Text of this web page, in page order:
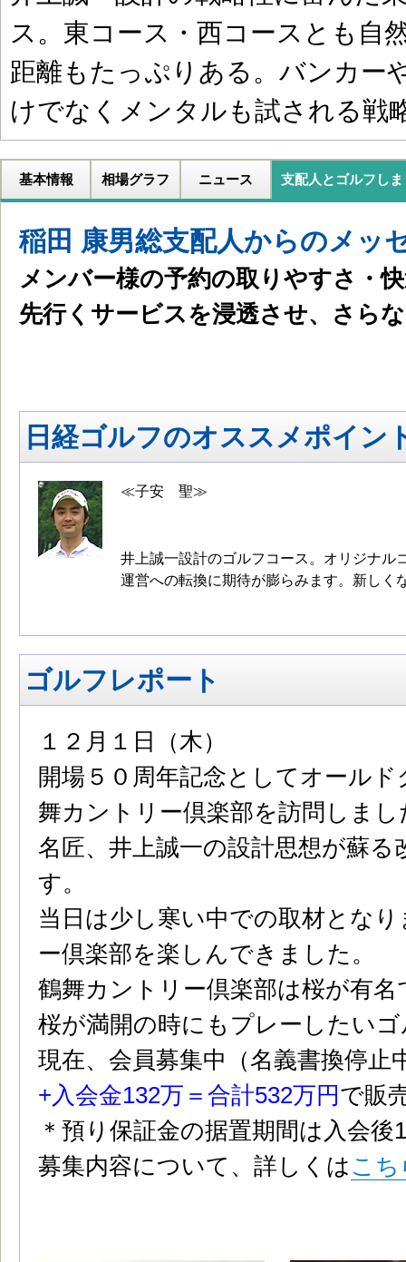
ス。東コース・西コースとも自
距離もたっぷりある。バンカー
けでなくメンタルも試される戦
基本情報 相場グラフ ニュース 支配人とゴルフしま
稲田 康男総支配人からのメッ
メンバー様の予約の取りやすさ・
先行くサービスを浸透させ、さら
日経ゴルフのオススメポイン
≪子安 聖≫
井上誠一設計のゴルフコース。オリジナル
運営への転換に期待が膨らみます。新しく
ゴルフレポート
１２月１日（木）
開場５０周年記念としてオール
舞カントリー倶楽部を訪問しまし
名匠、井上誠一の設計思想が蘇
す。
当日は少し寒い中での取材とな
ー倶楽部を楽しんできました。
鶴舞カントリー倶楽部は桜が有
桜が満開の時にもプレーしたい
現在、会員募集中（名義書換停止
+入会金132万＝合計532万円 で販
＊預り保証金の据置期間は入会
募集内容について、詳しくは こ